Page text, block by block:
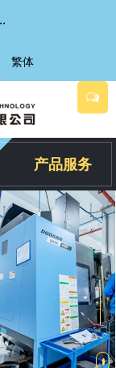
公司 官方网站
繁体
产品服务